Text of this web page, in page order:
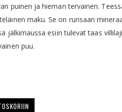
puinen ja hieman tervainen.
maku. Se on runsaan
jälkimaussa esiin tulevat taas
puu.